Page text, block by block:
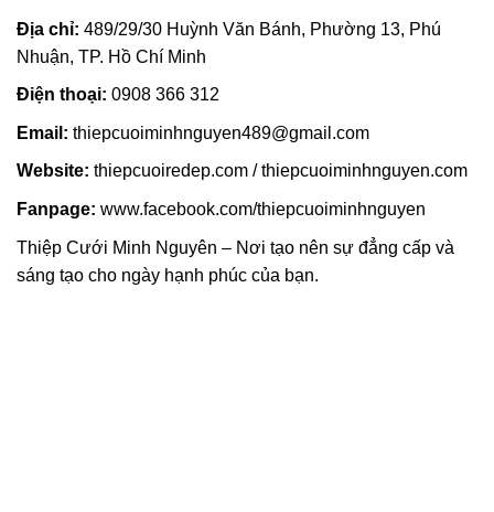
Địa chỉ: 489/29/30 Huỳnh Văn Bánh, Phường 13, Phú
Nhuận, TP. Hồ Chí Minh
Điện thoại: 0908 366 312
Email: thiepcuoiminhnguyen489@gmail.com
Website: thiepcuoiredep.com / thiepcuoiminhnguyen.com
Fanpage: www.facebook.com/thiepcuoiminhnguyen
Thiệp Cưới Minh Nguyên – Nơi tạo nên sự đẳng cấp và
sáng tạo cho ngày hạnh phúc của bạn.